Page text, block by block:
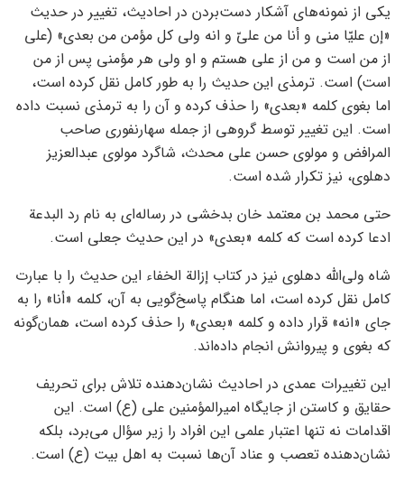
یکی از نمونه‌های آشکار دست‌بردن در احادیث، تغییر در حدیث
«إن عليّا مني و أنا من عليّ و انه ولي كل مؤمن من بعدي» (علی
از من است و من از علی هستم و او ولی هر مؤمنی پس از من
است) است. ترمذی این حدیث را به طور کامل نقل کرده است،
اما بغوی کلمه «بعدي» را حذف کرده و آن را به ترمذی نسبت داده
است. این تغییر توسط گروهی از جمله سهارنفوری صاحب
المرافض و مولوی حسن علی محدث، شاگرد مولوی عبدالعزیز
دهلوی، نیز تکرار شده است.
حتی محمد بن معتمد خان بدخشی در رساله‌ای به نام رد البدعة
ادعا کرده است که کلمه «بعدي» در این حدیث جعلی است.
شاه ولی‌الله دهلوی نیز در کتاب إزالة الخفاء این حدیث را با عبارت
کامل نقل کرده است، اما هنگام پاسخ‌گویی به آن، کلمه «أنا» را به
جای «انه» قرار داده و کلمه «بعدي» را حذف کرده است، همان‌گونه
که بغوی و پیروانش انجام داده‌اند.
این تغییرات عمدی در احادیث نشان‌دهنده تلاش برای تحریف
حقایق و کاستن از جایگاه امیرالمؤمنین علی (ع) است. این
اقدامات نه تنها اعتبار علمی این افراد را زیر سؤال می‌برد، بلکه
نشان‌دهنده تعصب و عناد آن‌ها نسبت به اهل بیت (ع) است.